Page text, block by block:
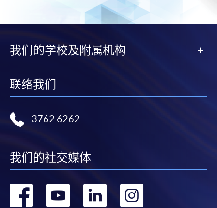
我们的学校及附属机构
联络我们
3762 6262
我们的社交媒体
转 转 转 转